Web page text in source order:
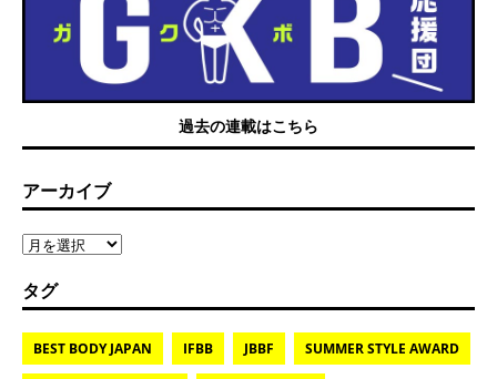
過去の連載はこちら
アーカイブ
タグ
BEST BODY JAPAN IFBB JBBF SUMMER STYLE AWARD